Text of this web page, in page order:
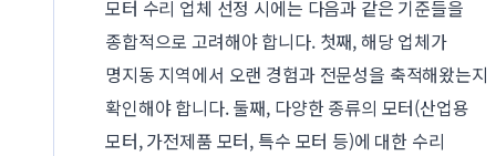
모터 수리 업체 선정 시에는 다음과 같은 기준들을
종합적으로 고려해야 합니다. 첫째, 해당 업체가
명지동 지역에서 오랜 경험과 전문성을 축적해왔는지
확인해야 합니다. 둘째, 다양한 종류의 모터(산업용
모터, 가전제품 모터, 특수 모터 등)에 대한 수리